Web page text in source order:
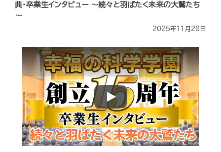
典・卒業生インタビュー ～続々と羽ばたく未来の大鷲たち
～
2025年11月28日
Play